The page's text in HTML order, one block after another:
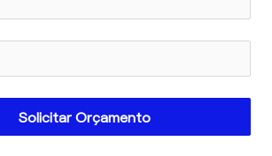
Solicitar Orçamento